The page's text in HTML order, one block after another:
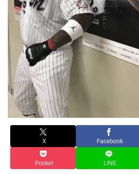
X Facebook
Pocket LINE